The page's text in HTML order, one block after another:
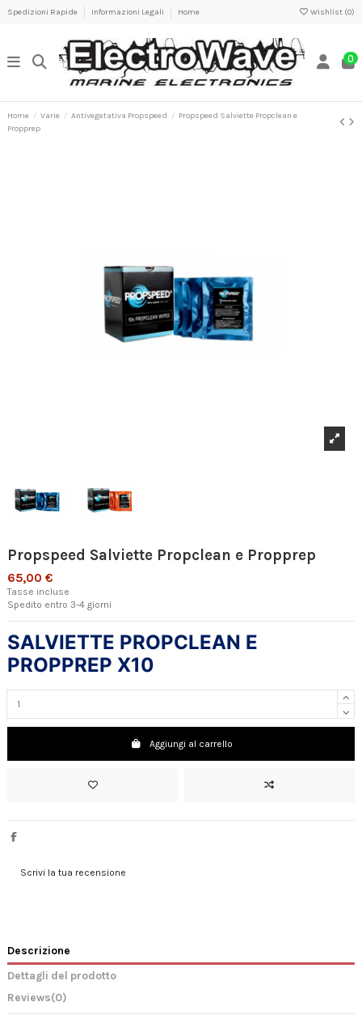
Spedizioni Rapide Informazioni Legali Home Wishlist (0)
0
Home Varie Antivegetativa Propspeed
Propspeed Salviette Propclean e
Propprep
Propspeed Salviette Propclean e Propprep
65,00 €
Tasse incluse
Spedito entro 3-4 giorni
SALVIETTE PROPCLEAN E
PROPPREP X10
Aggiungi al carrello
Scrivi la tua recensione
Descrizione
Dettagli del prodotto
Reviews(0)